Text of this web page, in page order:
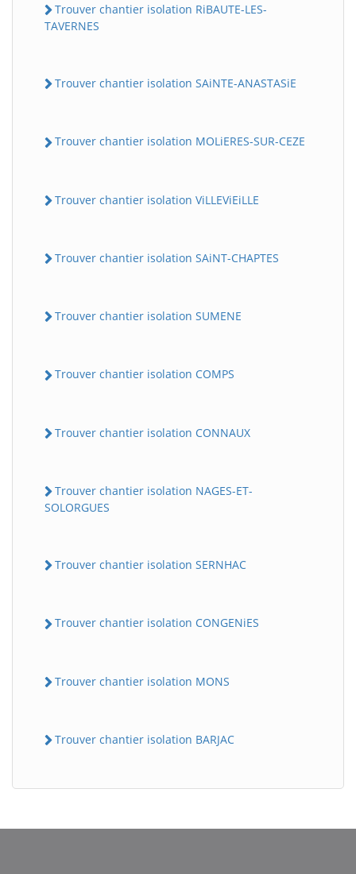
Trouver chantier isolation RiBAUTE-LES-
TAVERNES
Trouver chantier isolation SAiNTE-ANASTASiE
Trouver chantier isolation MOLiERES-SUR-CEZE
Trouver chantier isolation ViLLEViEiLLE
Trouver chantier isolation SAiNT-CHAPTES
Trouver chantier isolation SUMENE
Trouver chantier isolation COMPS
Trouver chantier isolation CONNAUX
Trouver chantier isolation NAGES-ET-
SOLORGUES
Trouver chantier isolation SERNHAC
Trouver chantier isolation CONGENiES
Trouver chantier isolation MONS
Trouver chantier isolation BARJAC
BatiWebPro